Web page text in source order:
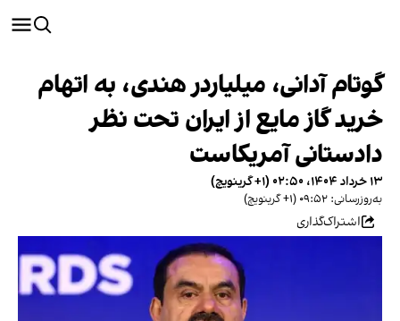
گوتام آدانی، میلیاردر هندی، به اتهام
خرید گاز مایع از ایران تحت نظر
دادستانی آمریکاست
۱۳ خرداد ۱۴۰۴، ۰۲:۵۰ (‎+۱ گرینویچ)
به‌روزرسانی: ۰۹:۵۲ (‎+۱ گرینویچ)
اشتراک‌گذاری